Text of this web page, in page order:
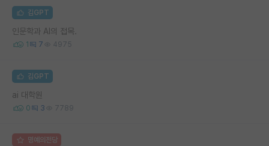
김GPT
인문학과 AI의 접목.
1 7 4975
김GPT
ai 대학원
0 3 7789
명예의전당